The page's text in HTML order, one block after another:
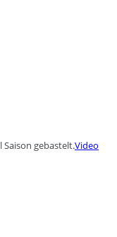
Saison gebastelt.Video